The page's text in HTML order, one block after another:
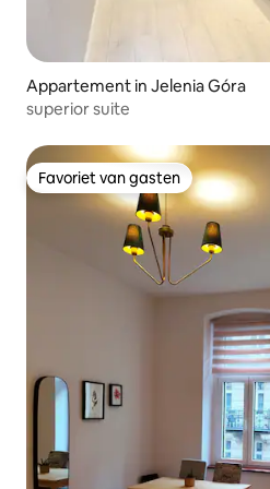
Appartement in Jelenia Góra
superior suite
Favoriet van gasten
Favoriet van gasten